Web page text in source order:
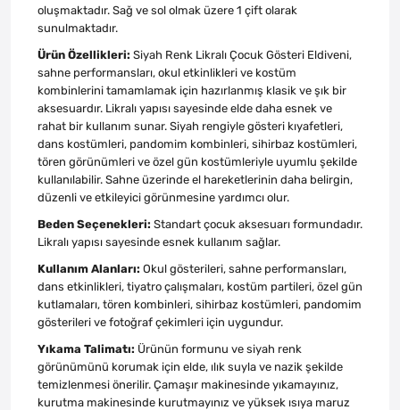
oluşmaktadır. Sağ ve sol olmak üzere 1 çift olarak
sunulmaktadır.
Ürün Özellikleri: Siyah Renk Likralı Çocuk Gösteri Eldiveni,
sahne performansları, okul etkinlikleri ve kostüm
kombinlerini tamamlamak için hazırlanmış klasik ve şık bir
aksesuardır. Likralı yapısı sayesinde elde daha esnek ve
rahat bir kullanım sunar. Siyah rengiyle gösteri kıyafetleri,
dans kostümleri, pandomim kombinleri, sihirbaz kostümleri,
tören görünümleri ve özel gün kostümleriyle uyumlu şekilde
kullanılabilir. Sahne üzerinde el hareketlerinin daha belirgin,
düzenli ve etkileyici görünmesine yardımcı olur.
Beden Seçenekleri: Standart çocuk aksesuarı formundadır.
Likralı yapısı sayesinde esnek kullanım sağlar.
Kullanım Alanları: Okul gösterileri, sahne performansları,
dans etkinlikleri, tiyatro çalışmaları, kostüm partileri, özel gün
kutlamaları, tören kombinleri, sihirbaz kostümleri, pandomim
gösterileri ve fotoğraf çekimleri için uygundur.
Yıkama Talimatı: Ürünün formunu ve siyah renk
görünümünü korumak için elde, ılık suyla ve nazik şekilde
temizlenmesi önerilir. Çamaşır makinesinde yıkamayınız,
kurutma makinesinde kurutmayınız ve yüksek ısıya maruz